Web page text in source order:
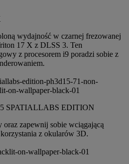
wydajność w czarnej frezowanej
17 X z DLSS 3. Ten
z procesorem i9 poradzi sobie z
SPATIALLABS EDITION
zapewnij sobie wciągającą
z okularów 3D.